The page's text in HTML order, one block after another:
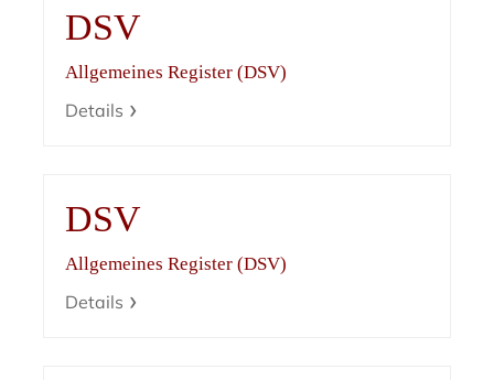
DSV
Allgemeines Register (DSV)
Details
DSV
Allgemeines Register (DSV)
Details